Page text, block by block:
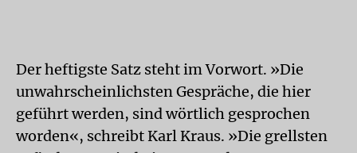
Der heftigste Satz steht im Vorwort. »Die
unwahrscheinlichsten Gespräche, die hier
geführt werden, sind wörtlich gesprochen
worden«, schreibt Karl Kraus. »Die grellsten